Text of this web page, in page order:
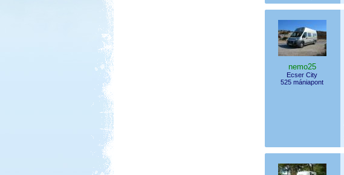
nemo25
Ecser City
525 mániapont